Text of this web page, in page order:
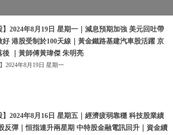
】2024年8月19日 星期一｜減息預期加強 美元回吐帶
好 港股受制於100天線｜黃金鐵路基建汽車股活躍 京
後 ｜黃師傅黃瑋傑 朱明亮
2024年8月19日 星期一
】2024年8月16日 星期五｜經濟疲弱靠穩 科技股業績
反彈｜恒指連升兩星期 中特股金融電訊回升｜資金續